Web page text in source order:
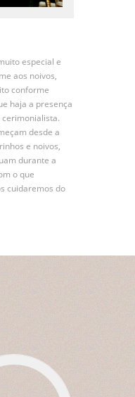
especial e
aos noivos,
conforme
haja a presença
desde a
e noivos,
durante a
o que
cuidaremos do